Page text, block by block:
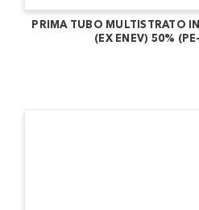
PRIMA TUBO MULTISTRATO
(EX ENEV) 50%